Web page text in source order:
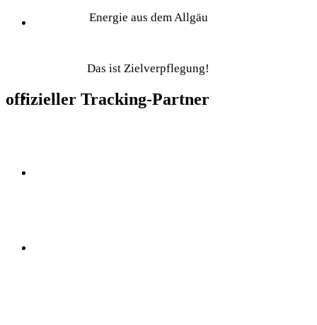
Energie aus dem Allgäu
Das ist Zielverpflegung!
offizieller Tracking-Partner